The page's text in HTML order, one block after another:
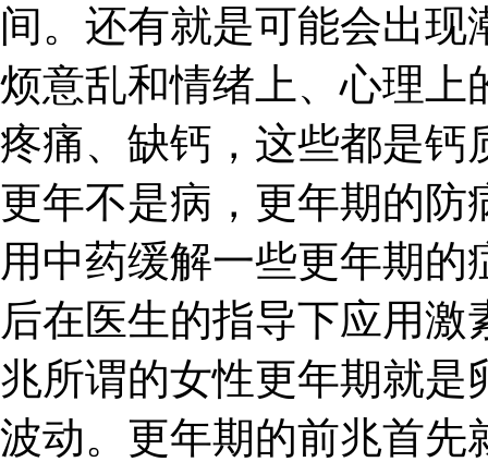
间。还有就是可能会出
烦意乱和情绪上、心理上
疼痛、缺钙，这些都是钙
更年不是病，更年期的防
用中药缓解一些更年期
后在医生的指导下应用
兆所谓的女性更年期就是
波动。更年期的前兆首先